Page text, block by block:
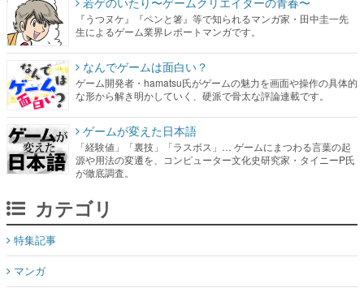
『うつヌケ』『ペンと箸』等で知られるマンガ家・田中圭一先
生によるゲーム業界レポートマンガです。
なんでゲームは面白い？
ゲーム開発者・hamatsu氏がゲームの魅力を画面や操作の具体的
な形から解き明かしていく、硬派で骨太な評論連載です。
ゲームが変えた日本語
「経験値」「裏技」「ラスボス」… ゲームにまつわる言葉の起
源や用法の変遷を、コンピューター文化史研究家・タイニーP氏
が徹底調査。
カテゴリ
特集記事
マンガ